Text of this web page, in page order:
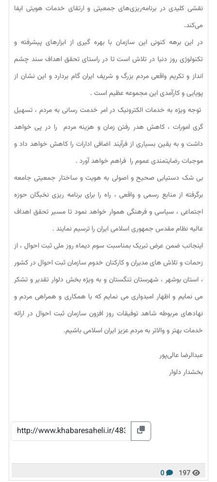
نقشی کلیدی در برنامه‌ریزی‌های جمعیتی و ارتقای خدمات هویتی ایفا
می‌کند.
در این برهه کنونی این سازمان با بهره گیری از ابزارهای پیشرفته و
تکنولوژی روز دنیا در تلاش است تا در راستای تحقق اهداف سند چشم
انداز و تکریم واقعی مردم بزرگ و شریف ایران گام بردارد و این نشان از
پویایی و کارآمدی این مجموعه عظیم است .
توجه ویژه به خدمات الکترونیک در امر خدمت رسانی به مردم ، تسهیل
گری امورات ، کاهش هدر رفتن زمان و هزینه مردم را در پی خواهد
داشت و به یقین بسیاری از فرآیند اضافی ادارات را کاهش خواهد داد و
موجبات رضایتمندی عموم را فراهم خواهد آورد .
بی شک دستیابی صحیح و اصولی به هویت و ساختار جمعیتی جامعه
برگرفته از منابع رسمی و واقعی ، راه را برای برنامه ریزی نخبگان حوزه
اجتماعی ، سیاسی و فرهنگی هموار خواهد نمود تا مسیر تحقق اهداف
عالیه نظام مقدس جمهوری اسلامی ایران را ترسیم نمایند .
اینجانب ضمن عرض تبریک بمناسبت سوم دیماه روز ملی ثبت احوال ، از
زحمات و تلاش های مدیران و کارکنان خدوم سازمان ثبت احوال در کشور
، استان بوشهر ، شهرستان تنگستان و به ویژه بخش دلوار تقدیر و تشکر
می نمایم و اظهار امیدواری می نمایم که با همکاری و همراهی مردم و
نهادهای مربوطه شاهد توفیقات روز افزون سازمان ثبت احوال در ارائه
خدمات بهتر و والاتر به مردم عزیز ایران اسلامی باشیم.
عبدالرضا عالی‌پور
بخشدار دلوار